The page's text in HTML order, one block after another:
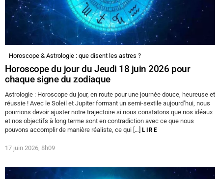
Horoscope & Astrologie : que disent les astres ?
Horoscope du jour du Jeudi 18 juin 2026 pour
chaque signe du zodiaque
Astrologie : Horoscope du jour, en route pour une journée douce, heureuse et
réussie ! Avec le Soleil et Jupiter formant un semi-sextile aujourd’hui, nous
pourrions devoir ajuster notre trajectoire si nous constatons que nos idéaux
et nos objectifs à long terme sont en contradiction avec ce que nous
pouvons accomplir de manière réaliste, ce qui […] LIRE
17 juin 2026, 8h09